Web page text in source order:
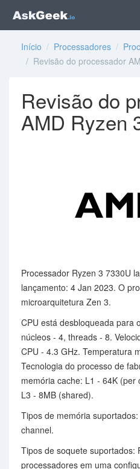
Início / Processadores /
/ Revisão do processador
Revisão do
AMD Ryzen
Processador Ryzen 3 7330U
lançamento: 4 Jan 2023. O
microarquitetura Zen 3.
CPU está desbloqueada para
núcleos - 4, threads - 8.
CPU - 4.3 GHz. Temperatura
Tecnologia do processo de
memória cache: L1 - 64K
L3 - 8MB (shared).
Tipos de memória
channel.
Tipos de soquete suportados:
processadores em uma